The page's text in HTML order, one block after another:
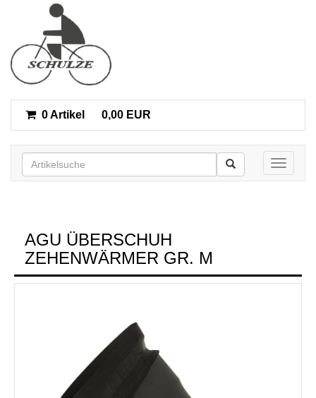
0 Artikel 0,00 EUR
Toggle
AGU ÜBERSCHUH
ZEHENWÄRMER GR. M